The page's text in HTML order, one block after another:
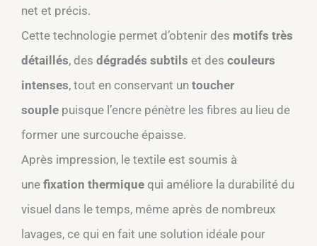
net et précis.​
Cette technologie permet d’obtenir des motifs très
détaillés, des dégradés subtils et des couleurs
intenses, tout en conservant un toucher
souple puisque l’encre pénètre les fibres au lieu de
former une surcouche épaisse.​
Après impression, le textile est soumis à
une fixation thermique qui améliore la durabilité du
visuel dans le temps, même après de nombreux
lavages, ce qui en fait une solution idéale pour